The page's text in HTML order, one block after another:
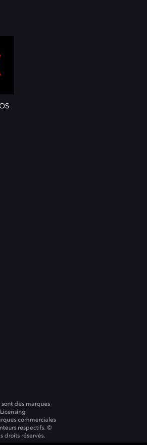
des marques
commerciales
respectifs. ©
droits réservés.